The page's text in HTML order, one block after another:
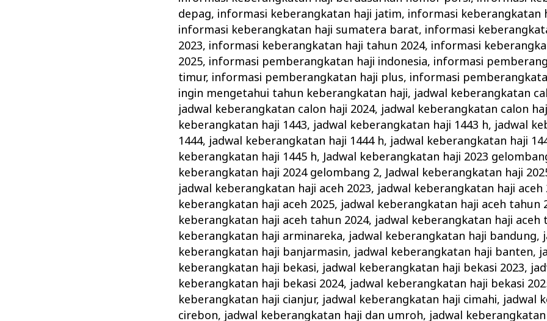
depag, informasi keberangkatan haji jatim, informasi keberangkatan
informasi keberangkatan haji sumatera barat, informasi
2023, informasi keberangkatan haji tahun 2024, informasi
2025, informasi pemberangkatan haji indonesia, informasi
timur, informasi pemberangkatan haji plus, informasi
ingin mengetahui tahun keberangkatan haji, jadwal keberangkatan
jadwal keberangkatan calon haji 2024, jadwal keberangkatan calon
keberangkatan haji 1443, jadwal keberangkatan haji 1443 h, jadwal
1444, jadwal keberangkatan haji 1444 h, jadwal keberangkatan haji
keberangkatan haji 1445 h,Jadwal keberangkatan haji 2023
keberangkatan haji 2024 gelombang 2,Jadwal keberangkatan haji
jadwal keberangkatan haji aceh 2023, jadwal keberangkatan haji aceh
keberangkatan haji aceh 2025, jadwal keberangkatan haji aceh tahun
keberangkatan haji aceh tahun 2024, jadwal keberangkatan haji aceh
keberangkatan haji arminareka, jadwal keberangkatan haji bandung,
keberangkatan haji banjarmasin, jadwal keberangkatan haji banten,
keberangkatan haji bekasi, jadwal keberangkatan haji bekasi 2023,
keberangkatan haji bekasi 2024, jadwal keberangkatan haji bekasi
keberangkatan haji cianjur, jadwal keberangkatan haji cimahi, jadwal
cirebon, jadwal keberangkatan haji dan umroh, jadwal